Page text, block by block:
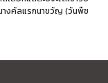
างคัลแรกนาขวัญ (วันพืช